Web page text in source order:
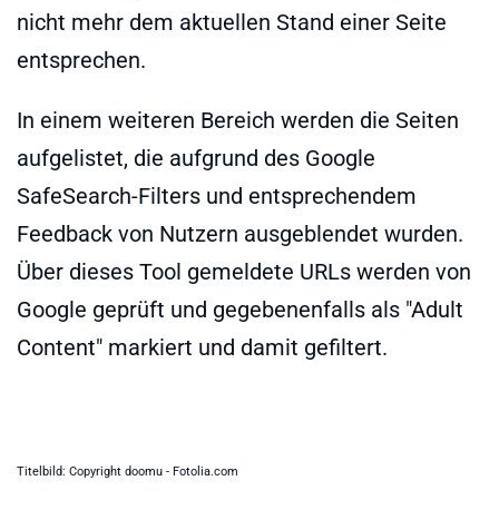
nicht mehr dem aktuellen Stand einer Seite
entsprechen.
In einem weiteren Bereich werden die Seiten
aufgelistet, die aufgrund des Google
SafeSearch-Filters und entsprechendem
Feedback von Nutzern ausgeblendet wurden.
Über dieses Tool gemeldete URLs werden von
Google geprüft und gegebenenfalls als "Adult
Content" markiert und damit gefiltert.
Titelbild: Copyright doomu - Fotolia.com